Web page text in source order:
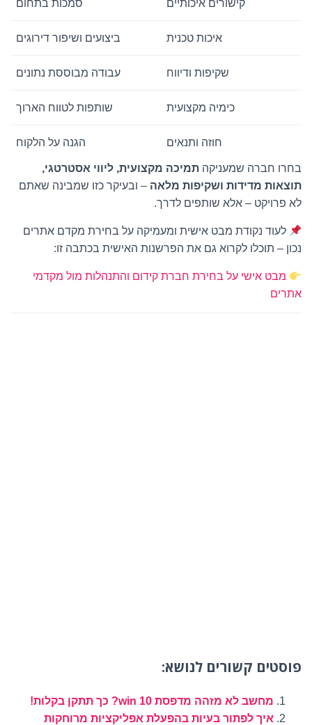
קישורים איכותיים סמכות בתחום
איכות טכנית ביצועים ושיפור דירוגים
שקיפות ודיווח עבודה מבוססת נתונים
כימיה מקצועית שותפות לטווח הארוך
חוזה ותנאים הגנה על הלקוח
בחרו חברה שמעניקה תמיכה מקצועית, ליווי אסטרטגי,
תוצאות מדידות ושקיפות מלאה – ובעיקר כזו שמבינה שאתם
לא פרויקט – אלא שותפים לדרך.
לעוד נקודת מבט אישית ומעמיקה על בחירת מקדם אתרים
נכון – תוכלו לקרוא גם את הפרשנות האישית בכתבה זו:
מבט אישי על בחירת חברת קידום והתנהלות מול מקדמי
אתרים
פוסטים קשורים לנושא:
מחשב לא מזהה מדפסת win 10? כך תתקן בקלות!
איך לפתור בעיות בהפעלת אפליקציות מרוחקות